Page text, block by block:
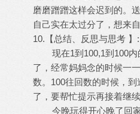
磨磨蹭蹭这样会迟到的。
自己实在太过分了，想来
10.【总结、反思与思考 】:
现在1到100,1到100内
了，经常妈妈念的时候一
数。100往回数的时候，
了，要帮忙提示再接着继续
今晚玩得开心晚了回家